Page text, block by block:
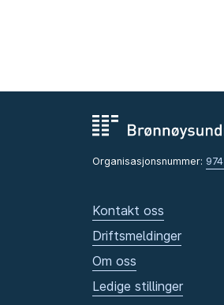
Organisasjonsnummer:
Kontakt oss
Driftsmeldinger
Om oss
Ledige stillinger